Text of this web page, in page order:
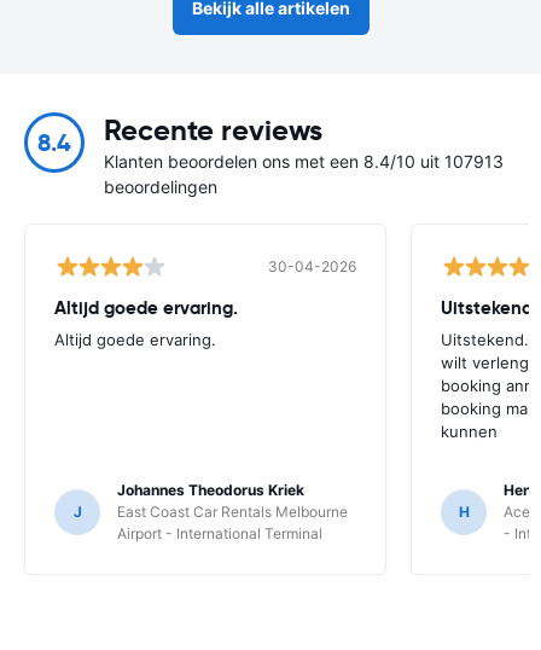
Bekijk alle artikelen
8.4 Recente reviews
Klanten beoordelen ons met een 8.4/10 uit 107913
beoordelingen
30-04-2026
Altijd goede ervaring.
Altijd goede ervaring.
J
Johannes Theodorus Kriek
East Coast Car Rentals Melbourne
Airport - International Terminal
Uitstekend.
wilt
booking
booking
kunnen
H
Ace
-